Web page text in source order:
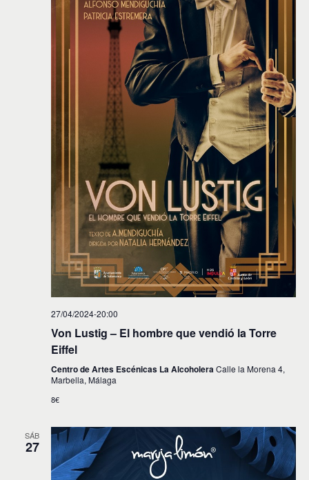
27/04/2024-20:00
Von Lustig – El hombre que vendió la Torre
Eiffel
Centro de Artes Escénicas La AlcoholeraCalle la Morena 4,
Marbella, Málaga
8€
SÁB
27